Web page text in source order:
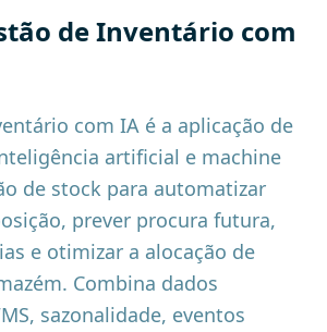
de Inventário com
com IA é a aplicação de
artificial e machine
de stock para automatizar
prever procura futura,
e otimizar a alocação de
Combina dados
sazonalidade, eventos